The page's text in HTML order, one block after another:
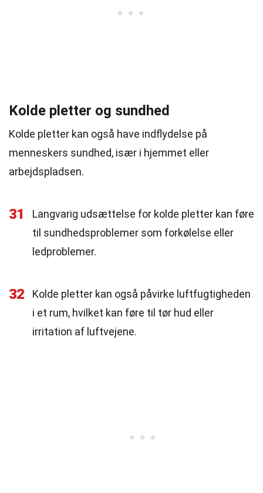
Kolde pletter og sundhed
Kolde pletter kan også have indflydelse på
menneskers sundhed, især i hjemmet eller
arbejdspladsen.
31
Langvarig udsættelse for kolde pletter kan føre
til sundhedsproblemer som forkølelse eller
ledproblemer.
32
Kolde pletter kan også påvirke luftfugtigheden
i et rum, hvilket kan føre til tør hud eller
irritation af luftvejene.